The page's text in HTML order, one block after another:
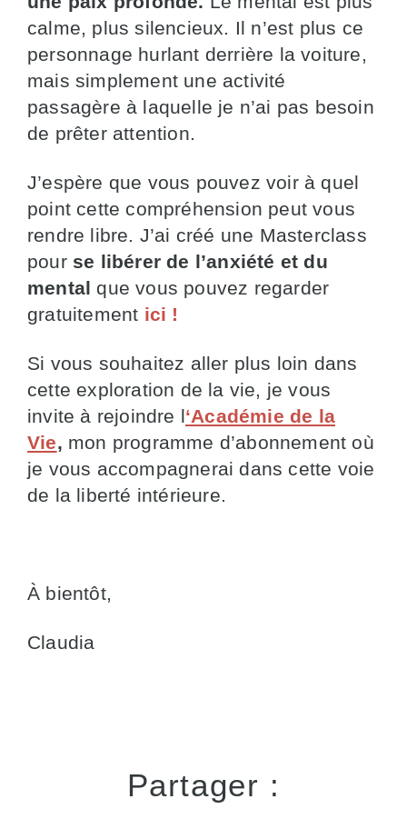
calme, plus silencieux. Il n’est plus ce
personnage hurlant derrière la voiture,
mais simplement une activité
passagère à laquelle je n’ai pas besoin
de prêter attention.
J’espère que vous pouvez voir à quel
point cette compréhension peut vous
rendre libre. J’ai créé une Masterclass
pour se libérer de l’anxiété et du
mental que vous pouvez regarder
gratuitement ici !
Si vous souhaitez aller plus loin dans
cette exploration de la vie, je vous
invite à rejoindre l‘Académie de la
Vie, mon programme d’abonnement où
je vous accompagnerai dans cette voie
de la liberté intérieure.
À bientôt,
Claudia
Partager :